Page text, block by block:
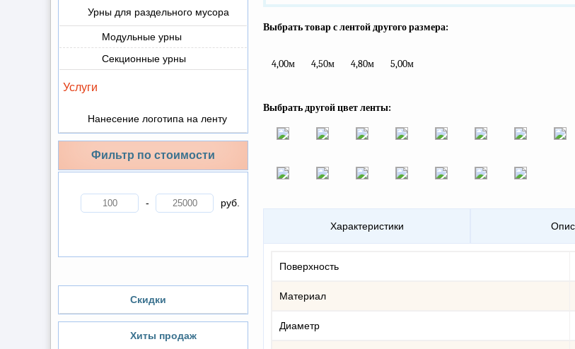
Урны для раздельного мусора
Модульные урны
Секционные урны
Услуги
Нанесение логотипа на ленту
Фильтр по стоимости
- руб.
Скидки
Хиты продаж
Выбрать товар с лентой другого размера:
4,00м 4,50м 4,80м 5,00м
Выбрать другой цвет ленты:
Характеристики
Поверхность
Материал
Диаметр